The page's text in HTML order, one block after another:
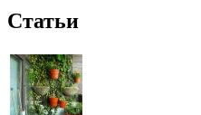
Статьи